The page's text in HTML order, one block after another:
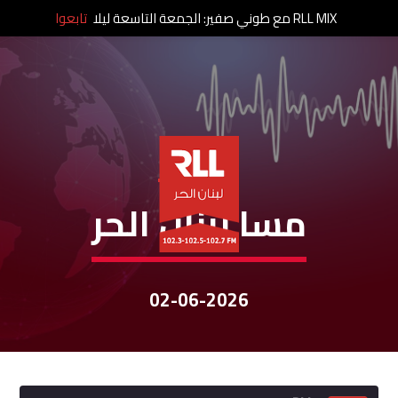
نشرات الأخبار
مسا لبنان الحر
02-06-2026
RLL MIX مع طوني صفير: الجمعة التاسعة ليلا تابعوا